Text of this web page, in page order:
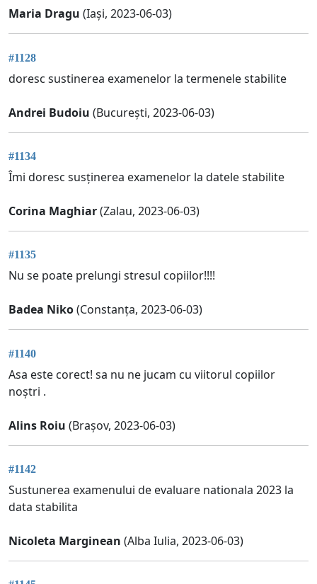
Maria Dragu (Iași, 2023-06-03)
#1128
doresc sustinerea examenelor la termenele stabilite
Andrei Budoiu (București, 2023-06-03)
#1134
Îmi doresc susținerea examenelor la datele stabilite
Corina Maghiar(Zalau, 2023-06-03)
#1135
Nu se poate prelungi stresul copiilor!!!!
Badea Niko(Constanța, 2023-06-03)
#1140
Asa este corect! sa nu ne jucam cu viitorul copiilor
noștri .
Alins Roiu (Brașov, 2023-06-03)
#1142
Sustunerea examenului de evaluare nationala 2023 la
data stabilita
Nicoleta Marginean (Alba Iulia, 2023-06-03)